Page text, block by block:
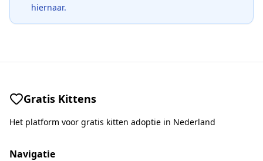
hiernaar.
Gratis Kittens
Het platform voor gratis kitten adoptie in Nederland
Navigatie